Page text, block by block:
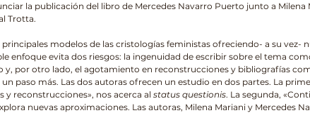
la publicación del libro de Mercedes Navarro Puerto junto a Milena
Trotta.
principales modelos de las cristologías feministas ofreciendo- a su vez-
enfoque evita dos riesgos: la ingenuidad de escribir sobre el tema
y, por otro lado, el agotamiento en reconstrucciones y bibliografías
paso más. Las dos autoras ofrecen un estudio en dos partes. La
y reconstrucciones», nos acerca al status questionis. La segunda,
nuevas aproximaciones. Las autoras, Milena Mariani y Mercedes